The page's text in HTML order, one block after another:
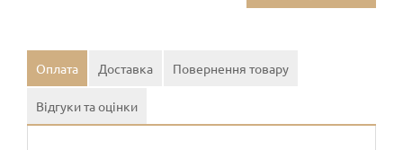
Оплата Доставка Повернення товару
Відгуки та оцінки